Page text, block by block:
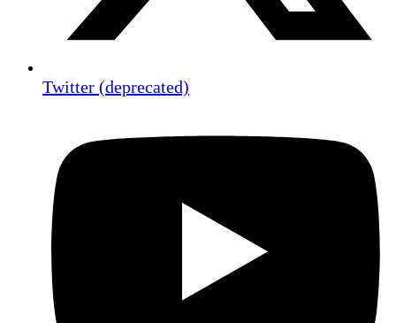
Twitter (deprecated)